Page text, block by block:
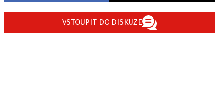
VSTOUPIT DO DISKUZE